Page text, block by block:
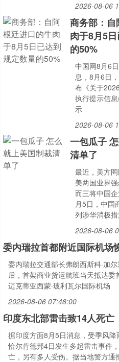
2026-08-06
商务部：
肉于8月5
的50%
中国网8月6
息，8月6日
布《关于
执行提示信
示
2026-08-06
一包瓜子
清单了
最近，美方
美两国业界
而三将中国
月5日，中国
列涉华消极
2026-08-06
委内瑞拉首都附近国际机场
委内瑞拉交通部长弗朗西斯科·加
后，首架商业货运航班当天抵达委
迈克蒂亚西蒙·玻利瓦尔国际机场
2026-08-06 07:48:00
印度东北部雷击致14人死亡
据印度方面8月5日消息，受季风
恰尔肯德邦4日发生多起雷击事件
亡，另有多人受伤。据当地警方通